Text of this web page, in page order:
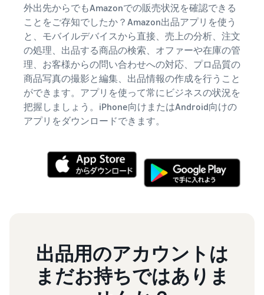
外出先からでもAmazonでの販売状況を確認できる
ことをご存知でしたか？Amazon出品アプリを使う
と、モバイルデバイスから直接、売上の分析、注文
の処理、出品する商品の検索、オファーや在庫の管
理、お客様からの問い合わせへの対応、プロ品質の
商品写真の撮影と編集、出品情報の作成を行うこと
ができます。アプリを使って常にビジネスの状況を
把握しましょう。iPhone向けまたはAndroid向けの
アプリをダウンロードできます。
出品用のアカウントは
まだお持ちではありま